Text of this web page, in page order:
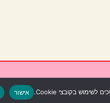
אישור